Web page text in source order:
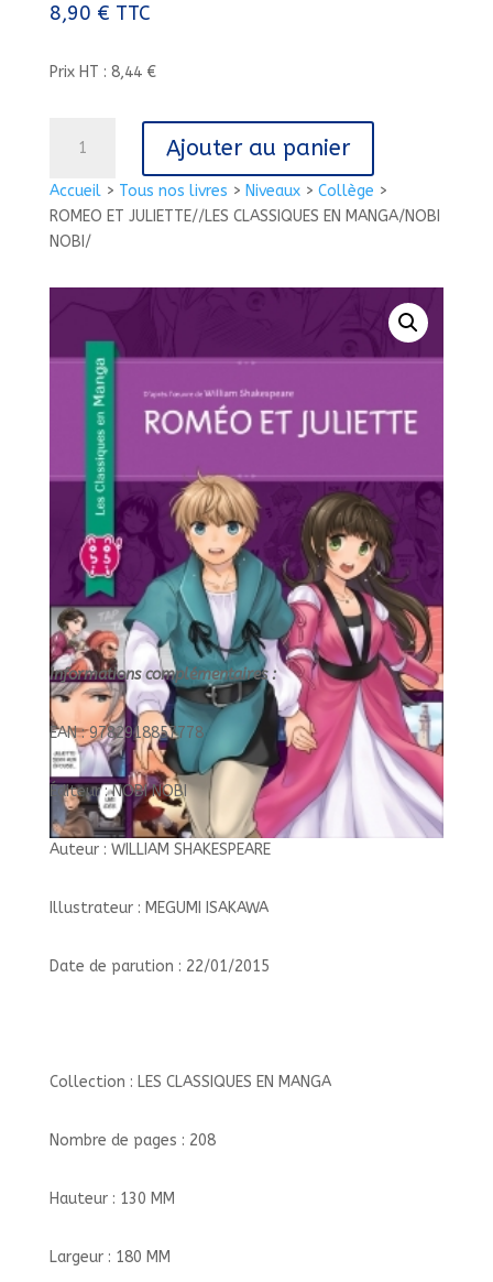
Accueil> Tous nos livres > Niveaux> Collège >
ROMEO ET JULIETTE//LES CLASSIQUES EN MANGA/NOBI
NOBI/
8,90 € TTC
Prix HT : 8,44 €
ROMEO
ET
JULIETTE//LES
Ajouter au panier
Informations complémentaires :
EAN : 9782918857778
Éditeur : NOBI NOBI
Auteur : WILLIAM SHAKESPEARE
Illustrateur : MEGUMI ISAKAWA
Date de parution : 22/01/2015
Collection : LES CLASSIQUES EN MANGA
Nombre de pages : 208
Hauteur : 130 MM
Largeur : 180 MM